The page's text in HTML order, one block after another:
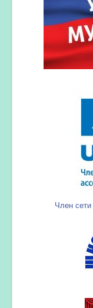
Член